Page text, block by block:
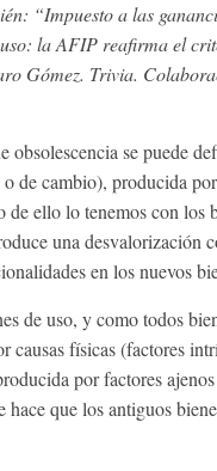
“Impuesto a las
la AFIP reafirma el
Gómez. Trivia.
obsolescencia se puede
de cambio), producida
ello lo tenemos con los
una desvalorización
en los nuevos
de uso, y como todos
causas físicas (factores
por factores
que los antiguos